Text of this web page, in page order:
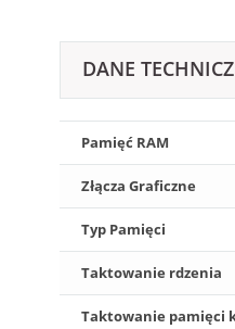
DANE
Pamięć RAM
Złącza Graficzne
Typ Pamięci
Taktowanie rdzenia
Taktowanie pamięci